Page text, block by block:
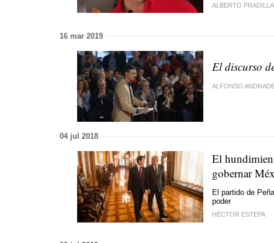
ALBERTO PRADILLA
16 mar 2019
El discurso
ALFONSO
04 jul 2018
El
gobernar
El partido de
poder
HÉCTOR ESTEPA